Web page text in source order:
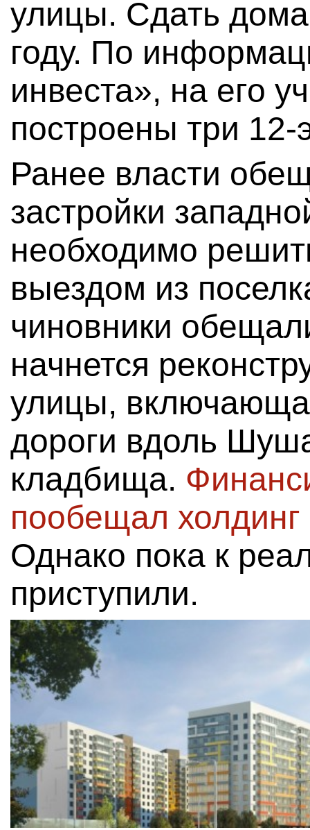
улицы. Сдать
году. По
инвеста», на его
построены три
Ранее власти
застройки
необходимо
выездом из
чиновники
начнется
улицы,
дороги вдоль
кладбища.
пообещал холдинг
Однако пока к
приступили.